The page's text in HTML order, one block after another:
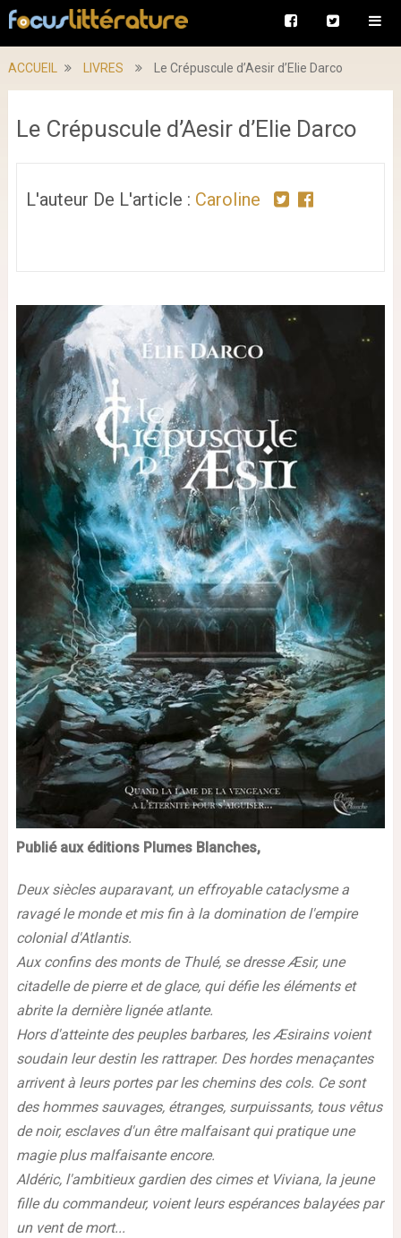
ACCUEIL LIVRES Le Crépuscule d’Aesir d’Elie Darco
Le Crépuscule d’Aesir d’Elie Darco
L'auteur De L'article : Caroline
Publié aux éditions Plumes Blanches,
Deux siècles auparavant, un effroyable cataclysme a
ravagé le monde et mis fin à la domination de l'empire
colonial d'Atlantis.
Aux confins des monts de Thulé, se dresse Æsir, une
citadelle de pierre et de glace, qui défie les éléments et
abrite la dernière lignée atlante.
Hors d'atteinte des peuples barbares, les Æsirains voient
soudain leur destin les rattraper. Des hordes menaçantes
arrivent à leurs portes par les chemins des cols. Ce sont
des hommes sauvages, étranges, surpuissants, tous vêtus
de noir, esclaves d'un être malfaisant qui pratique une
magie plus malfaisante encore.
Aldéric, l'ambitieux gardien des cimes et Viviana, la jeune
fille du commandeur, voient leurs espérances balayées par
un vent de mort...